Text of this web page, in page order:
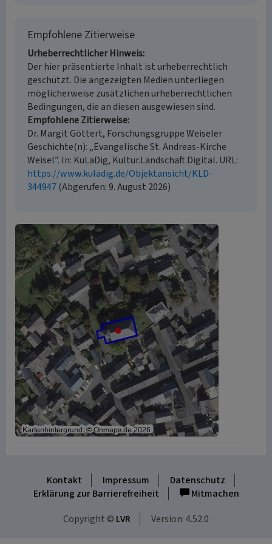
Empfohlene Zitierweise
Urheberrechtlicher Hinweis
Der hier präsentierte Inhalt ist urheberrechtlich
geschützt. Die angezeigten Medien unterliegen
möglicherweise zusätzlichen urheberrechtlichen
Bedingungen, die an diesen ausgewiesen sind.
Empfohlene Zitierweise
Dr. Margit Göttert, Forschungsgruppe Weiseler
Geschichte(n): „Evangelische St. Andreas-Kirche
Weisel”. In: KuLaDig, Kultur.Landschaft.Digital. URL:
https://www.kuladig.de/Objektansicht/KLD-
344947(Abgerufen: 9. August 2026)
Kontakt Impressum
Datenschutz
Erklärung zur Barrierefreiheit
Mitmachen
Copyright © LVR Version: 4.52.0